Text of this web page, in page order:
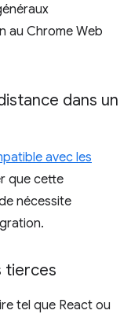
au Chrome Web
dans un
avec les
que cette
nécessite
tierces
tel que React ou